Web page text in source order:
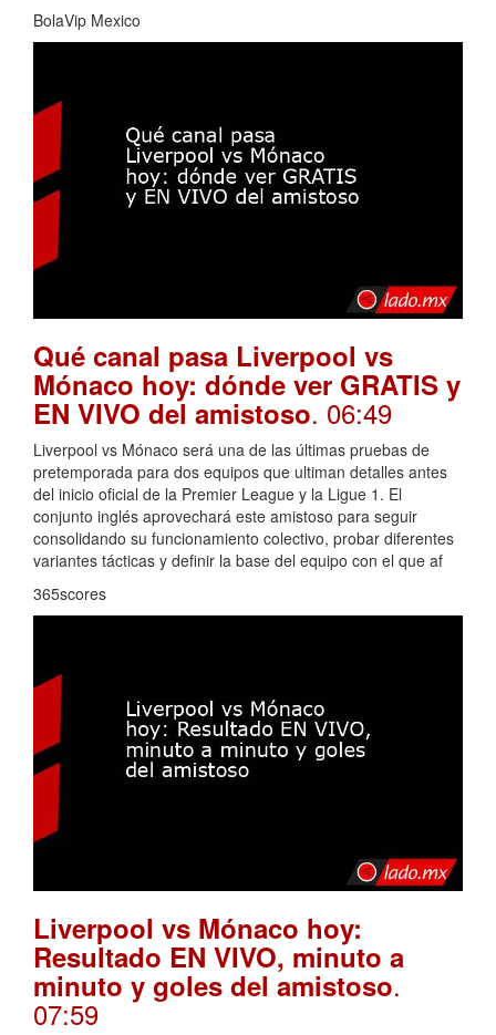
BolaVip Mexico
Qué canal pasa Liverpool vs
Mónaco hoy: dónde ver GRATIS y
EN VIVO del amistoso. 06:49
Liverpool vs Mónaco será una de las últimas pruebas de
pretemporada para dos equipos que ultiman detalles antes
del inicio oficial de la Premier League y la Ligue 1. El
conjunto inglés aprovechará este amistoso para seguir
consolidando su funcionamiento colectivo, probar diferentes
variantes tácticas y definir la base del equipo con el que af
365scores
Liverpool vs Mónaco hoy:
Resultado EN VIVO, minuto a
minuto y goles del amistoso.
07:59